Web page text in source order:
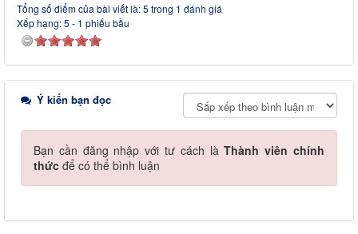
Tổng số điểm của bài viết là: 5 trong 1 đánh giá
Xếp hạng:5 - 1 phiếu bầu
Ý kiến bạn đọc
Bạn cần đăng nhập với tư cách làThành viên chính
thức để có thể bình luận